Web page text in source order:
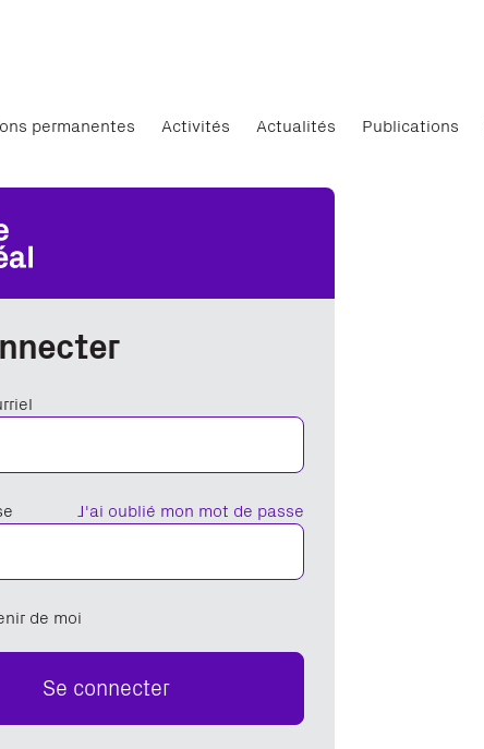
permanentes Activités Actualités Publications
J'ai oublié mon mot de passe
de moi
Se connecter